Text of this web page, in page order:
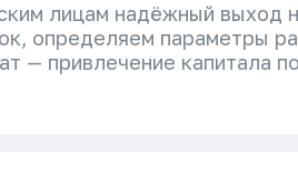
лицам надёжный выход
определяем параметры
— привлечение капитала